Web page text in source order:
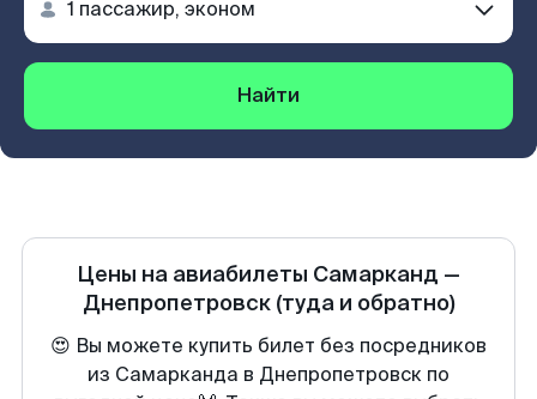
Найти
Цены на авиабилеты Самарканд —
Днепропетровск (туда и обратно)
😍 Вы можете купить билет без посредников
из Самарканда в Днепропетровск по